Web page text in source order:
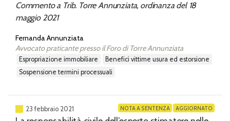
Commento a Trib. Torre Annunziata, ordinanza del 18
maggio 2021
Fernanda Annunziata
Avvocato praticante presso il Foro di Torre Annunziata
espropriazione immobiliare
benefici vittime usura ed estorsione
sospensione termini processuali
23 febbraio 2021 AGGIORNATO
NOTA A SENTENZA